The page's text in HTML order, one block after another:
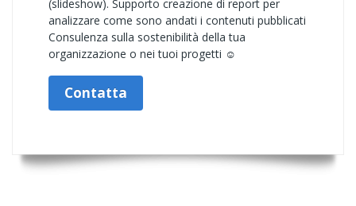
(slideshow). Supporto creazione di report per
analizzare come sono andati i contenuti pubblicati
Consulenza sulla sostenibilità della tua
organizzazione o nei tuoi progetti ☺️
Contatta